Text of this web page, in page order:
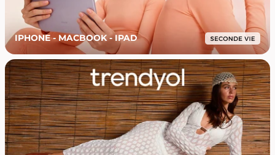
IPHONE - MACBOOK - IPAD